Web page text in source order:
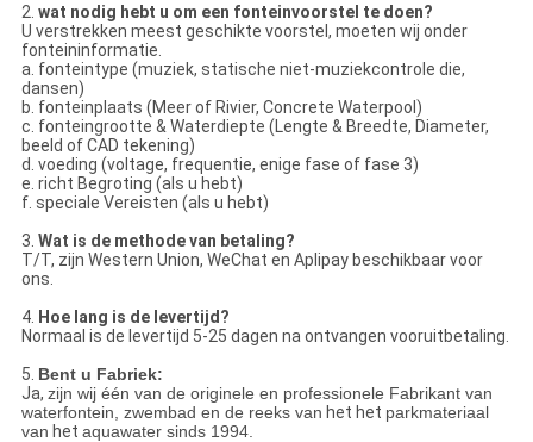
2. wat nodig hebt u om een fonteinvoorstel te doen?
U verstrekken meest geschikte voorstel, moeten wij onder
fonteininformatie.
a. fonteintype (muziek, statische niet-muziekcontrole die,
dansen)
b. fonteinplaats (Meer of Rivier, Concrete Waterpool)
c. fonteingrootte & Waterdiepte (Lengte & Breedte, Diameter,
beeld of CAD tekening)
d. voeding (voltage, frequentie, enige fase of fase 3)
e. richt Begroting (als u hebt)
f. speciale Vereisten (als u hebt)
3. Wat is de methode van betaling?
T/T, zijn Western Union, WeChat en Aplipay beschikbaar voor
ons.
4. Hoe lang is de levertijd?
Normaal is de levertijd 5-25 dagen na ontvangen vooruitbetaling.
5. Bent u Fabriek:
Ja, zijn wij één van de originele en professionele Fabrikant van
waterfontein, zwembad en de reeks van het het parkmateriaal
van het aquawater sinds 1994.